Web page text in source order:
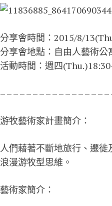
分享會時間：2015/8/
分享會地點：自由人藝術
活動時間：週四
– – – – – – – – – – – – – – – –
游牧藝術家計畫簡介：
人們藉著不斷地旅行、遷
浪漫游牧型思維 。
藝術家簡介：